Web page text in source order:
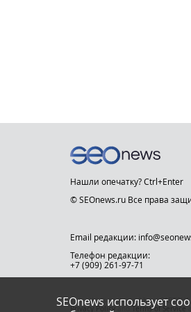
SEOnews использует
Нашли опечатку? Ctrl+Enter
© SEOnews.ru Все права
Email редакции:
Телефон редакции:
+7 (909) 261-97-71
This site is protected by
Privacy Policyand Terms of Service